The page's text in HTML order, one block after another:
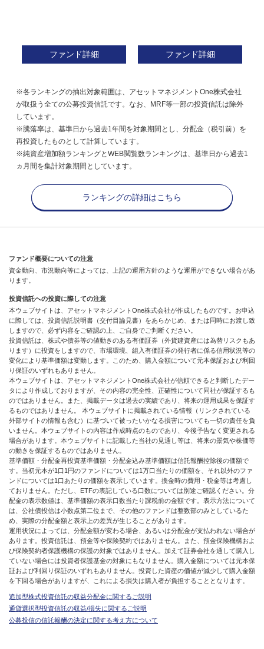
ファンド詳細 ファンド詳細
※各ランキングの抽出対象範囲は、アセットマネジメントOne株式会社
が取扱う全ての公募投資信託です。なお、MRF等一部の投資信託は除外
しています。
※騰落率は、基準日から過去1年間を対象期間とし、分配金（税引前）を
再投資したものとして計算しています。
※純資産増加額ランキングとWEB閲覧数ランキングは、基準日から過去1
ヵ月間を集計対象期間としています。
ランキングの詳細はこちら
ファンド概要についての注意
資金動向、市況動向等によっては、上記の運用方針のような運用ができない場合があ
ります。
投資信託への投資に際しての注意
本ウェブサイトは、アセットマネジメントOne株式会社が作成したものです。お申込
に際しては、投資信託説明書（交付目論見書）をあらかじめ、または同時にお渡し致
しますので、必ず内容をご確認の上、ご自身でご判断ください。
投資信託は、株式や債券等の値動きのある有価証券（外貨建資産には為替リスクもあ
ります）に投資をしますので、市場環境、組入有価証券の発行者に係る信用状況等の
変化により基準価額は変動します。このため、購入金額について元本保証および利回
り保証のいずれもありません。
本ウェブサイトは、アセットマネジメントOne株式会社が信頼できると判断したデー
タにより作成しておりますが、その内容の完全性、正確性について同社が保証するも
のではありません。また、掲載データは過去の実績であり、将来の運用成果を保証す
るものではありません。 本ウェブサイトに掲載されている情報（リンクされている
外部サイトの情報も含む）に基づいて被ったいかなる損害についても一切の責任を負
いません。本ウェブサイトの内容は作成時点のものであり、今後予告なく変更される
場合があります。本ウェブサイトに記載した当社の見通し等は、将来の景気や株価等
の動きを保証するものではありません。
基準価額・分配金再投資基準価額・分配金込み基準価額は信託報酬控除後の価額で
す。当初元本が1口1円のファンドについては1万口当たりの価額を、それ以外のファ
ンドについては1口あたりの価額を表示しています。換金時の費用・税金等は考慮し
ておりません。ただし、ETFの表記している口数については別途ご確認ください。分
配金の表示数値は、基準価額の表示口数当たり課税前の金額です。表示方法について
は、公社債投信は小数点第二位まで、その他のファンドは整数部のみとしているた
め、実際の分配金額と表示上の差異が生じることがあります。
運用状況によっては、分配金額が変わる場合、あるいは分配金が支払われない場合が
あります。投資信託は、預金等や保険契約ではありません。また、預金保険機構およ
び保険契約者保護機構の保護の対象ではありません。加えて証券会社を通して購入し
ていない場合には投資者保護基金の対象にもなりません。購入金額については元本保
証および利回り保証のいずれもありません。投資した資産の価値が減少して購入金額
を下回る場合がありますが、これによる損失は購入者が負担することとなります。
追加型株式投資信託の収益分配金に関するご説明
通貨選択型投資信託の収益/損失に関するご説明
公募投信の信託報酬の決定に関する考え方について